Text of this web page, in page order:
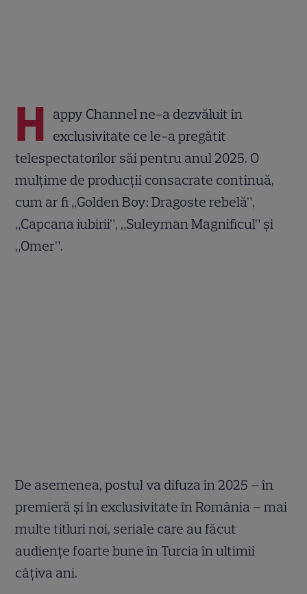
H appy Channel ne-a dezvăluit în
exclusivitate ce le-a pregătit
telespectatorilor săi pentru anul 2025. O
mulțime de producții consacrate continuă,
cum ar fi „Golden Boy: Dragoste rebelă”,
„Capcana iubirii”, „Suleyman Magnificul” și
„Omer”.
De asemenea, postul va difuza în 2025 – în
premieră și în exclusivitate în România – mai
multe titluri noi, seriale care au făcut
audiențe foarte bune în Turcia în ultimii
câțiva ani.